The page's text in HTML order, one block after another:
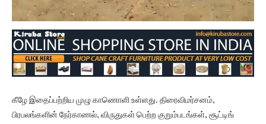
கீழே இதைப்பற்றிய முழு காணொளி உள்ளது. திரைவிமர்சனம்,
பிரபலங்களின் நேர்காணல், விருதுகள் பெற்ற குறும்படங்கள், சூட்டிங்